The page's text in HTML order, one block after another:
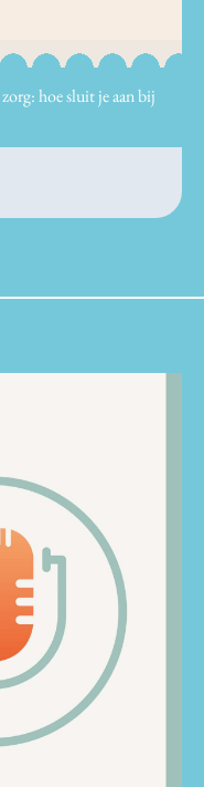
hoe sluit je aan bij